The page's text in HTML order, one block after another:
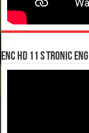
enc hd 11 S tronic ENG